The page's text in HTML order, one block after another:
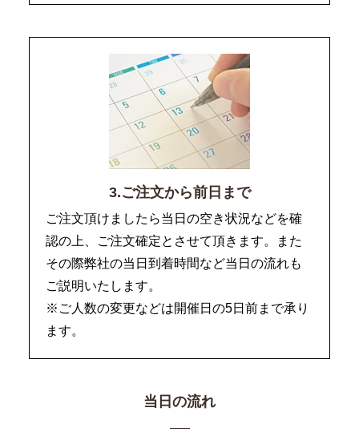
3.ご注文から前日まで
ご注文頂けましたら当日の空き状況などを確
認の上、ご注文確定とさせて頂きます。また
その際弊社の当日到着時間など当日の流れも
ご説明いたします。
※ご人数の変更などは開催日の5日前まで承り
ます。
当日の流れ